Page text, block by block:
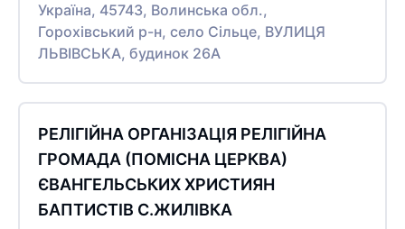
Україна, 45743, Волинська обл.,
Горохівський р-н, село Сільце, ВУЛИЦЯ
ЛЬВІВСЬКА, будинок 26А
РЕЛІГІЙНА ОРГАНІЗАЦІЯ РЕЛІГІЙНА
ГРОМАДА (ПОМІСНА ЦЕРКВА)
ЄВАНГЕЛЬСЬКИХ ХРИСТИЯН
БАПТИСТІВ С.ЖИЛІВКА